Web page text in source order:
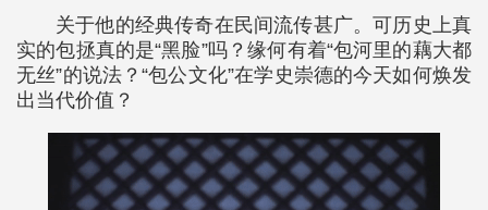
关于他的经典传奇在民间流传甚广。可历史上真
实的包拯真的是“黑脸”吗？缘何有着“包河里的藕大都
无丝”的说法？“包公文化”在学史崇德的今天如何焕发
出当代价值？